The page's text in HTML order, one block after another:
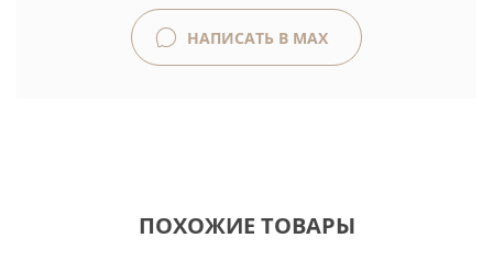
НАПИСАТЬ В MAX
ПОХОЖИЕ ТОВАРЫ